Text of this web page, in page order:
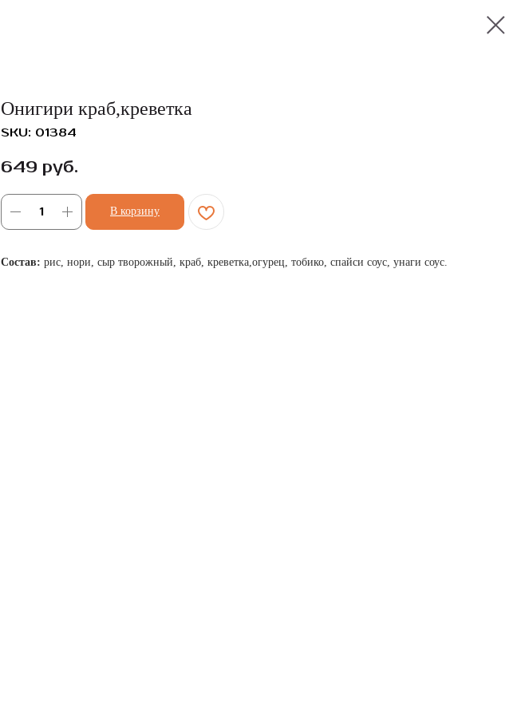
Онигири краб,креветка
SKU: 01384
649 руб.
В корзину
Состав: рис, нори, сыр творожный, краб, креветка,огурец, тобико, спайси соус, унаги соус.